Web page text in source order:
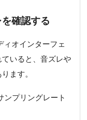
確認する
ィオインターフェ
いると、音ズレや
ます。
プリングレート